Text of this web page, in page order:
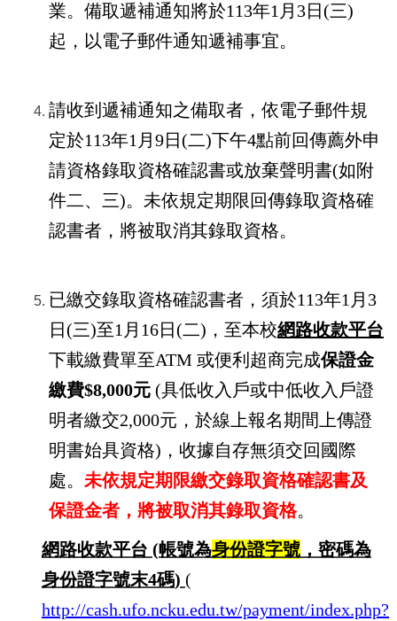
業。備取遞補通知將於113年1 月 3日 (三)
起，以電子郵件通知遞補事宜。
請收到遞補通知之備取者，依電子郵件規
定於113年1 月 9日 (二)下午4點前回傳薦外申
請資格錄取資格確認書或放棄聲明書(如附
件二、三)。未依規定期限回傳錄取資格確
認書者，將被取消其錄取資格。
已繳交錄取資格確認書者，須於113年1 月 3
日 (三)至1 月 16日 (二) ，至本校網路收款平台
下載繳費單至ATM 或便利超商完成保證金
繳費$8,000元 (具低收入戶或中低收入戶證
明者繳交2,000元，於線上報名期間上傳證
明書始具資格) ，收據自存無須交回國際
處。 未依規定期限繳交錄取資格確認書及
保證金者，將被取消其錄取資格。
網路收款平台 (帳號為身份證字號 ，密碼為
身份證字號末4碼) (
http://cash.ufo.ncku.edu.tw/payment/index.php?